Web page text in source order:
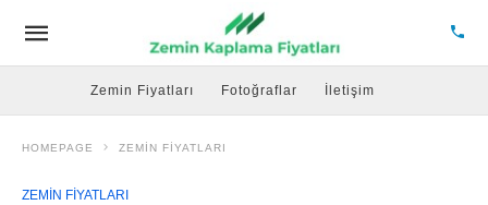
Zemin Fiyatları Fotoğraflar İletişim
HOMEPAGE ZEMIN FIYATLARI
ZEMIN FIYATLARI